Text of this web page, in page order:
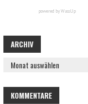
powered byWassUp
ARCHIV
A
R
HKOMMENTARE